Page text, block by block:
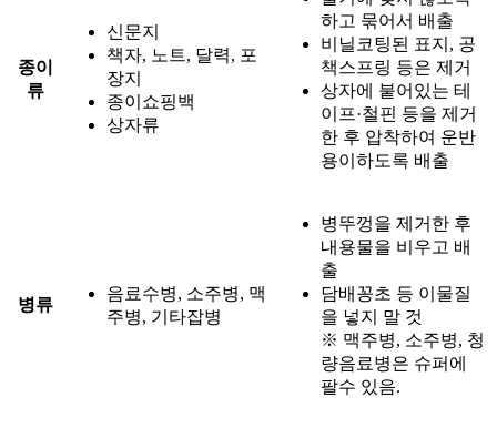
종이
류
신문지
책자, 노트, 달력, 포
장지
종이쇼핑백
상자류
하고 묶어서 배출
비닐코팅된 표지, 공
책스프링 등은 제거
상자에 붙어있는 테
이프·철핀 등을 제거
한 후 압착하여 운반
용이하도록 배출
병류
음료수병, 소주병, 맥
주병, 기타잡병
병뚜껑을 제거한 후
내용물을 비우고 배
출
담배꽁초 등 이물질
을 넣지 말 것
※ 맥주병, 소주병, 청
량음료병은 슈퍼에
팔수 있음.